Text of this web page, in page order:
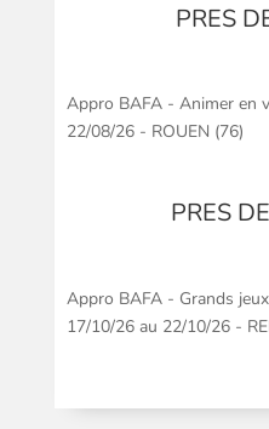
PRES
Appro BAFA - Animer en
22/08/26 - ROUEN (76)
PRES
Appro BAFA - Grands
17/10/26 au 22/10/26 -